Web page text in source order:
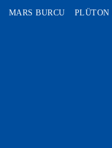
MARS BURCU PLÜTON